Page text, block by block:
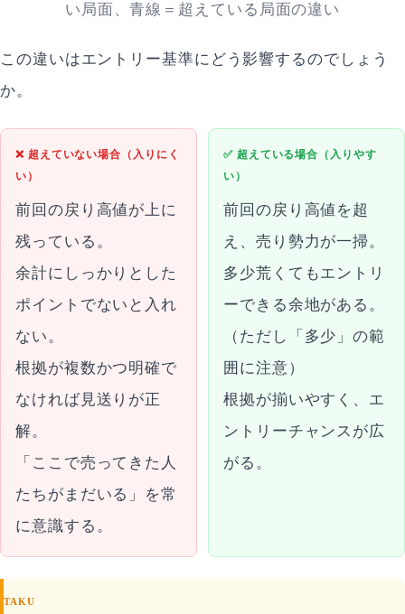
い局面、青線＝超えている局面の違い
この違いはエントリー基準にどう影響するのでしょう
か。
❌ 超えていない場合（入りにく
い）
前回の戻り高値が上に
残っている。
余計にしっかりとした
ポイントでないと入れ
ない。
根拠が複数かつ明確で
なければ見送りが正
解。
「ここで売ってきた人
たちがまだいる」を常
に意識する。
✅ 超えている場合（入りやす
い）
前回の戻り高値を超
え、売り勢力が一掃。
多少荒くてもエントリ
ーできる余地がある。
（ただし「多少」の範
囲に注意）
根拠が揃いやすく、エ
ントリーチャンスが広
がる。
TAKU